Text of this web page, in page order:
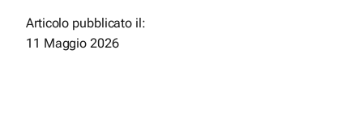
Articolo pubblicato il:
11 Maggio 2026